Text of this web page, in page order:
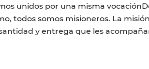
unidos por una misma
todos somos misioneros. La
y entrega que les